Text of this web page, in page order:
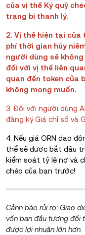
của vị thế Ký quỹ
trạng bị thanh lý.
2. Vị thế hiện tại của
phí thời gian hủy
người dùng sẽ
đối với vị thế liên
quan đến token của
không mong muốn.
3. Đối với người dùng
đăng ký Giá chỉ số và
4. Nếu giá ORN dao
thể sẽ được bắt đầu
kiểm soát tỷ lệ nợ và
chéo của bạn trước!
Cảnh báo rủi ro: Giao
vốn ban đầu tương đối
được lợi nhuận lớn hơn.